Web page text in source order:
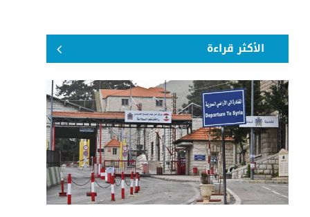
الأكثر قراءة